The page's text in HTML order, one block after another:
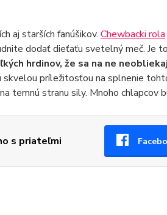
aj starších fanúšikov. Chewbacki rola
dodať dieťaťu svetelný meč. Je
hrdinov, že sa na ne
príležitosťou na splnenie
temnú stranu sily. Mnoho chlapcov
s priateľmi